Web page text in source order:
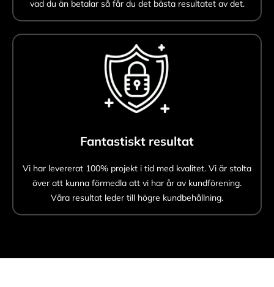
vad du än betalar så får du det bästa resultatet av det.
Fantastiskt resultat
Vi har levererat 100% projekt i tid med kvalitet. Vi är stolta
över att kunna förmedla att vi har år av kundförening.
Våra resultat leder till högre kundbehållning.